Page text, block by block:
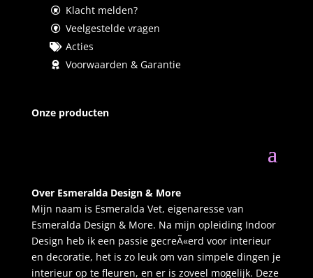
Klacht melden?
Veelgestelde vragen
Acties
Voorwaarden & Garantie
Onze producten
Over Esmeralda Design & More
Mijn naam is Esmeralda Vet, eigenaresse van
Esmeralda Design & More. Na mijn opleiding Indoor
Design heb ik een passie gecreÃ«erd voor interieur
en decoratie, het is zo leuk om van simpele dingen je
interieur op te fleuren, en er is zoveel mogelijk. Deze